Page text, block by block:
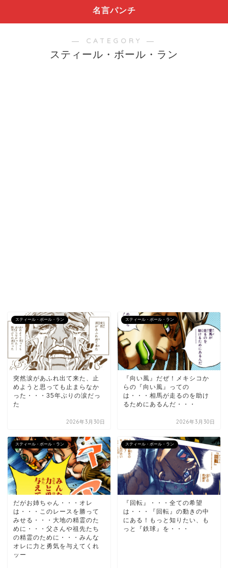
名言パンチ
― CATEGORY ―
スティール・ボール・ラン
スティール・ボール・ラン
突然涙があふれ出て来た、止
めようと思っても止まらなか
った・・・35年ぶりの涙だっ
た
2026年3月30日
スティール・ボール・ラン
『向い風』だぜ！メキシコか
らの『向い風』っての
は・・・相馬が走るのを助け
るためにあるんだ・・・
2026年3月30日
スティール・ボール・ラン
だがお姉ちゃん・・・オレ
は・・・このレースを勝って
みせる・・・大地の精霊のた
めに・・・父さんや祖先たち
の精霊のために・・・みんな
オレに力と勇気を与えてくれ
ッー
スティール・ボール・ラン
『回転』・・・全ての希望
は・・・『回転』の動きの中
にある！もっと知りたい、も
っと『鉄球』を・・・